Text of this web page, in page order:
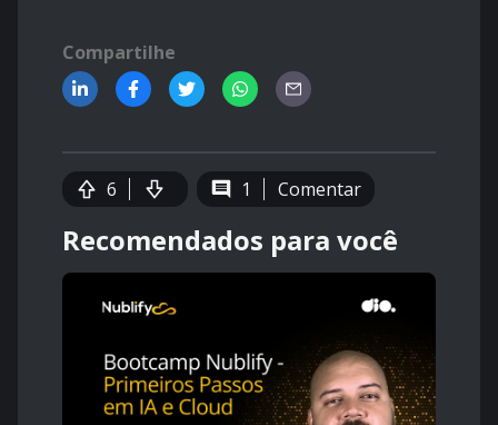
Compartilhe
6 1 Comentar
Recomendados para você